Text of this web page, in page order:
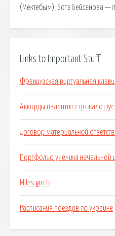
(Мектебым), Бота Бейсенова —
Links to Important Stuff
Французская виртуальная
Аккорды валентин стрыкало
Договор материальной
Портфолио ученика начальной
Miles gurtu
Расписания поездов по украине